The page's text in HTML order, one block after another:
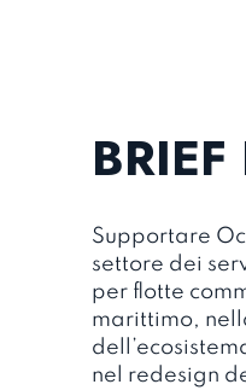
Supportare
settore dei
per flotte
marittimo,
nel redesign